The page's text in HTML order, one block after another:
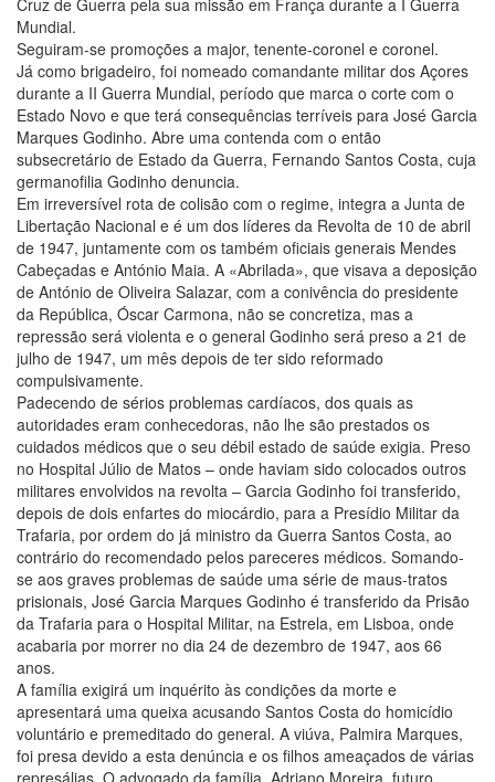
Cruz de Guerra pela sua missão em França durante a I Guerra
Mundial.
Seguiram-se promoções a major, tenente-coronel e coronel.
Já como brigadeiro, foi nomeado comandante militar dos Açores
durante a II Guerra Mundial, período que marca o corte com o
Estado Novo e que terá consequências terríveis para José Garcia
Marques Godinho. Abre uma contenda com o então
subsecretário de Estado da Guerra, Fernando Santos Costa, cuja
germanofilia Godinho denuncia.
Em irreversível rota de colisão com o regime, integra a Junta de
Libertação Nacional e é um dos líderes da Revolta de 10 de abril
de 1947, juntamente com os também oficiais generais Mendes
Cabeçadas e António Maia. A «Abrilada», que visava a deposição
de António de Oliveira Salazar, com a conivência do presidente
da República, Óscar Carmona, não se concretiza, mas a
repressão será violenta e o general Godinho será preso a 21 de
julho de 1947, um mês depois de ter sido reformado
compulsivamente.
Padecendo de sérios problemas cardíacos, dos quais as
autoridades eram conhecedoras, não lhe são prestados os
cuidados médicos que o seu débil estado de saúde exigia. Preso
no Hospital Júlio de Matos – onde haviam sido colocados outros
militares envolvidos na revolta – Garcia Godinho foi transferido,
depois de dois enfartes do miocárdio, para a Presídio Militar da
Trafaria, por ordem do já ministro da Guerra Santos Costa, ao
contrário do recomendado pelos pareceres médicos. Somando-
se aos graves problemas de saúde uma série de maus-tratos
prisionais, José Garcia Marques Godinho é transferido da Prisão
da Trafaria para o Hospital Militar, na Estrela, em Lisboa, onde
acabaria por morrer no dia 24 de dezembro de 1947, aos 66
anos.
A família exigirá um inquérito às condições da morte e
apresentará uma queixa acusando Santos Costa do homicídio
voluntário e premeditado do general. A viúva, Palmira Marques,
foi presa devido a esta denúncia e os filhos ameaçados de várias
represálias. O advogado da família, Adriano Moreira, futuro